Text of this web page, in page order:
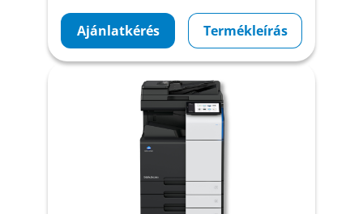
Ajánlatkérés Termékleírás